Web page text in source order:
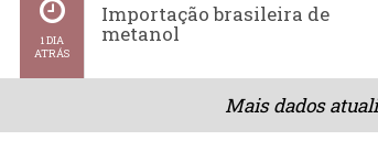
1 DIA
ATRÁS
Importação brasileira de
metanol
Mais dados